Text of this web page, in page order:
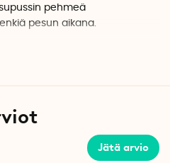
pehmeä
pesun aikana.
Jätä arvio